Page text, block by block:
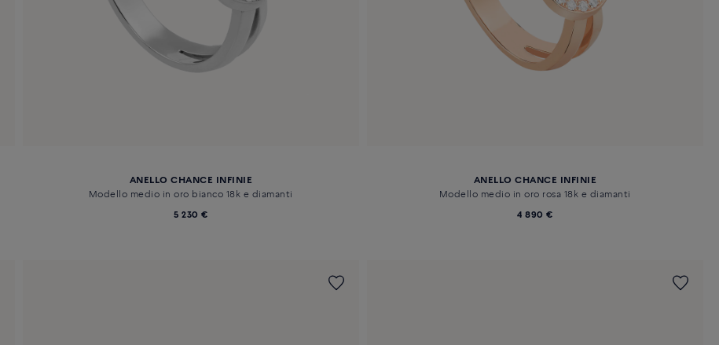
ANELLO CHANCE INFINIE
Modello medio in oro bianco 18k e diamanti
5 230 €
ANELLO CHANCE INFINIE
Modello medio in oro rosa 18k e diamanti
4 890 €